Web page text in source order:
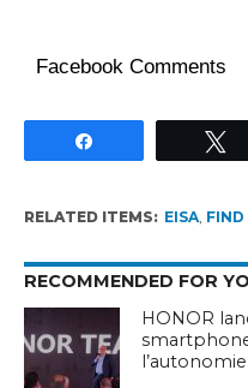
Facebook Comments
RELATED ITEMS: EISA, FIND
RECOMMENDED FOR
HONOR
l’autonomie